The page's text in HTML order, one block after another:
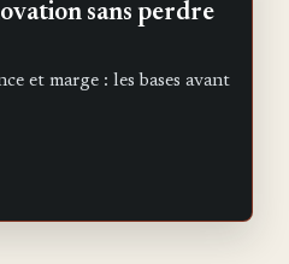
sans perdre
et marge : les bases avant